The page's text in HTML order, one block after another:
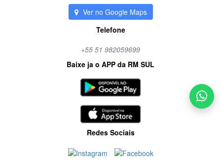
Ver no Google Maps
Telefone
+55 51 982059699
Baixe ja o APP da RM SUL
Redes Sociais